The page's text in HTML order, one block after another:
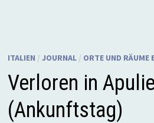
ITALIEN / JOURNAL/ ORTE UND RÄUME
Verloren in
(Ankunftstag)